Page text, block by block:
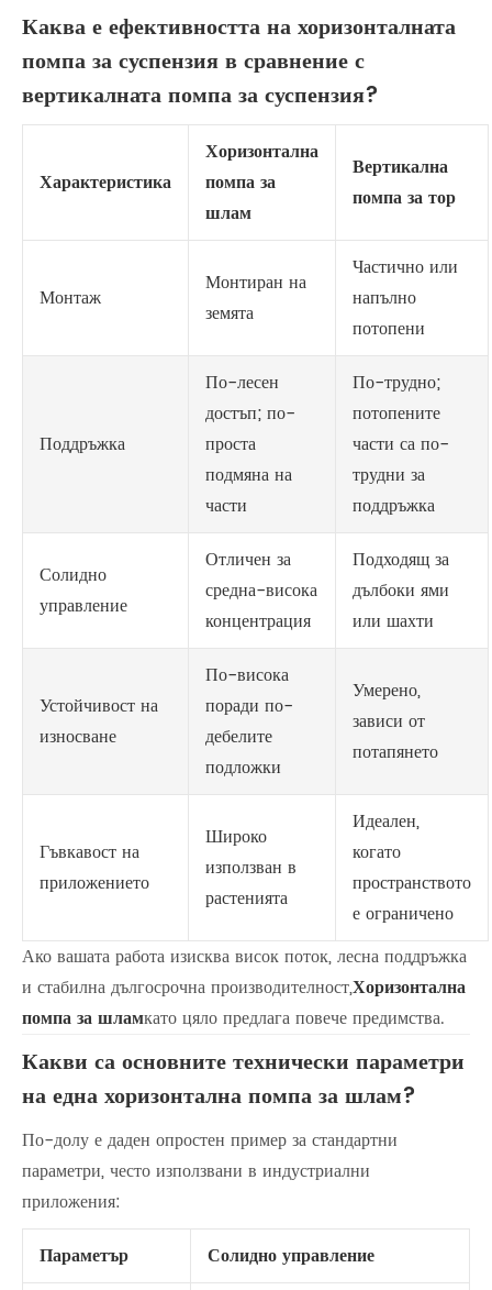
Каква е ефективността на хоризонталната
помпа за суспензия в сравнение с
вертикалната помпа за суспензия?
Характеристика
Хоризонтална
помпа за
шлам
Вертикална
помпа за тор
Монтаж
Монтиран на
земята
Частично или
напълно
потопени
Поддръжка
По-лесен
достъп; по-
проста
подмяна на
части
По-трудно;
потопените
части са по-
трудни за
поддръжка
Солидно
управление
Отличен за
средна-висока
концентрация
Подходящ за
дълбоки ями
или шахти
Устойчивост на
износване
По-висока
поради по-
дебелите
подложки
Умерено,
зависи от
потапянето
Гъвкавост на
приложението
Широко
използван в
растенията
Идеален,
когато
пространството
е ограничено
Ако вашата работа изисква висок поток, лесна поддръжка
и стабилна дългосрочна производителност,Хоризонтална
помпа за шламкато цяло предлага повече предимства.
Какви са основните технически параметри
на една хоризонтална помпа за шлам?
По-долу е даден опростен пример за стандартни
параметри, често използвани в индустриални
приложения:
Параметър
Солидно управление